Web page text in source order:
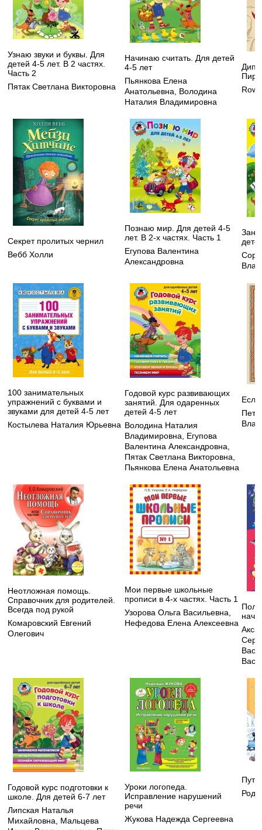
Узнаю звуки и буквы. Для
детей 4-5 лет. В 2 частях.
Часть 2
Пятак Светлана Викторовна
Начинаю считать. Для детей
4-5 лет
Пьянкова Елена
Анатольевна
Володина
Наталия Владимировна
Секрет пролитых чернил
Вебб Холли
Познаю мир. Для детей 4-5
лет. В 2-х частях. Часть 1
Егупова Валентина
Александровна
100 занимательных
упражнений с буквами и
звуками для детей 4-5 лет
Костылева Наталия Юрьевна
Годовой курс развивающих
занятий. Для одаренных
детей 4-5 лет
Володина Наталия
Владимировна
Егупова
Валентина Александровна
Пятак Светлана Викторовна
Пьянкова Елена Анатольевна
Если
Неотложная помощь.
Справочник для родителей.
Всегда под рукой
Комаровский Евгений
Олегович
Мои первые школьные
прописи в 4-х частях. Часть 1
Узорова Ольга Васильевна
Нефедова Елена Алексеевна
Годовой курс подготовки к
школе. Для детей 6-7 лет
Липская Наталья
Михайловна
Мальцева
Уроки логопеда.
Исправление нарушений
речи
Жукова Надежда Сергеевна